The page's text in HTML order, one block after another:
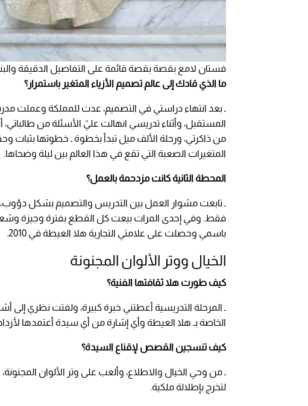
فستان لامع بقصة بقصة قائمة على التفاصيل الدقيقة
ما الذي قادك إلى عالم تصميم الأزياء المتغير باستمرار؟
ـ بعد انتهاء دراستي في التصميم، عدت للمملكة وعملت
المستقبل، وأثناء تدريسي انهالت عليّ الأسئلة من
من ذاكرتي، ورحلة الألف ميل تبدأ بخطوة ـ خطوتها
المتغيرات الصعبة التي تقع في هذا العالم بين ليلة وضحاها.
المحطة الثانية كانت مزدحمة بالعمل؟
ـ تابعت مشوار العمل بين التدريس والتصميم بشكل دؤوب،
فقط. وفي إحدى المرات بيعت كل القطع بفترة وجيزة
باسمي وحصلت على علامتي التجارية هلا العيطة في 2010.
الخيال ووتر الألوان المجنونة
كيف طورت هلا ثقافتها الفنية؟
ـ المرحلة التدريسية أعطتني خبرة كبيرة، ولفتت نظري إلى
الخاصة بـ هلا العيطة وأي إشارة من أي سيدة أعتمدها
كيف تنسجين القصص لإقناع السيدة؟
ـ من وحي الخيال والاطلاع، وألعب على وتر الألوان
لتخرج بإطلالة ملكية.